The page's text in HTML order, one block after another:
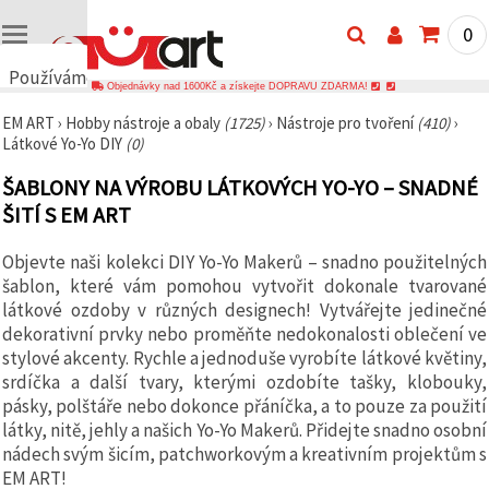
Používáme
🍪
Používáme
podobné
technologie,
abychom
správné
fungování
webu,
zlepšili vaše
prostředí
při jeho
používání a
s vaším
souhlasem
analyzovali
návštěvnost
a
zobrazovali
relevantnější
0
Objednávky nad 1600Kč a získejte DOPRAVU ZDARMA!
EM ART › Hobby nástroje a obaly (1725)› Nástroje pro tvoření (410)›
Látkové Yo-Yo DIY (0)
ŠABLONY NA VÝROBU LÁTKOVÝCH YO-YO – SNADNÉ
ŠITÍ S EM ART
Objevte naši kolekci DIY Yo-Yo Makerů – snadno použitelných
šablon, které vám pomohou vytvořit dokonale tvarované
látkové ozdoby v různých designech! Vytvářejte jedinečné
dekorativní prvky nebo proměňte nedokonalosti oblečení ve
stylové akcenty. Rychle a jednoduše vyrobíte látkové květiny,
srdíčka a další tvary, kterými ozdobíte tašky, klobouky,
pásky, polštáře nebo dokonce přáníčka, a to pouze za použití
látky, nitě, jehly a našich Yo-Yo Makerů. Přidejte snadno osobní
nádech svým šicím, patchworkovým a kreativním projektům s
EM ART!